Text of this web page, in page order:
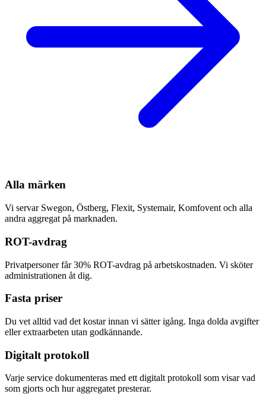
Alla märken
Vi servar Swegon, Östberg, Flexit, Systemair, Komfovent och alla
andra aggregat på marknaden.
ROT-avdrag
Privatpersoner får 30% ROT-avdrag på arbetskostnaden. Vi sköter
administrationen åt dig.
Fasta priser
Du vet alltid vad det kostar innan vi sätter igång. Inga dolda avgifter
eller extraarbeten utan godkännande.
Digitalt protokoll
Varje service dokumenteras med ett digitalt protokoll som visar vad
som gjorts och hur aggregatet presterar.